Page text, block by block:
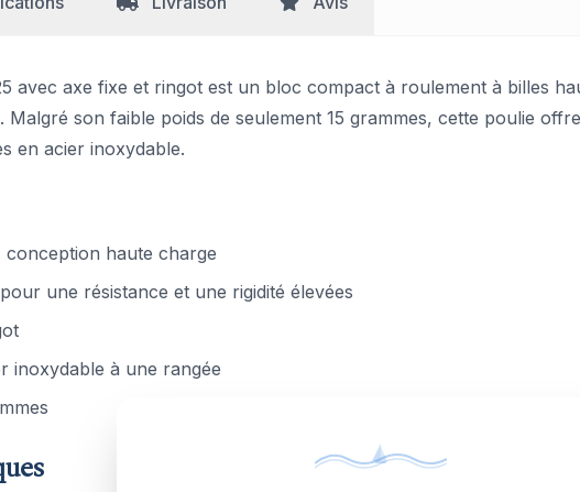
avec axe fixe et ringot est un bloc compact à roulement à billes
Malgré son faible poids de seulement 15 grammes, cette poulie
en acier inoxydable.
conception haute charge
une résistance et une rigidité élevées
inoxydable à une rangée